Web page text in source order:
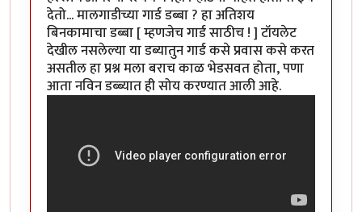
देतो... मालगाडीच्या गार्ड डब्बा ? हा अतिशय
बिनकामाचा डब्बा [ म्हणजेच गार्ड साठीच ! ] टॉयलेट
देखील नसलेल्या या डब्यातुन गार्ड कसे प्रवास कसे करत
असतील हा प्रश्न मला बराच काळ भेडसवत होता, पणा
आता नविन डब्ब्यात ही सोय करण्यात आली आहे.